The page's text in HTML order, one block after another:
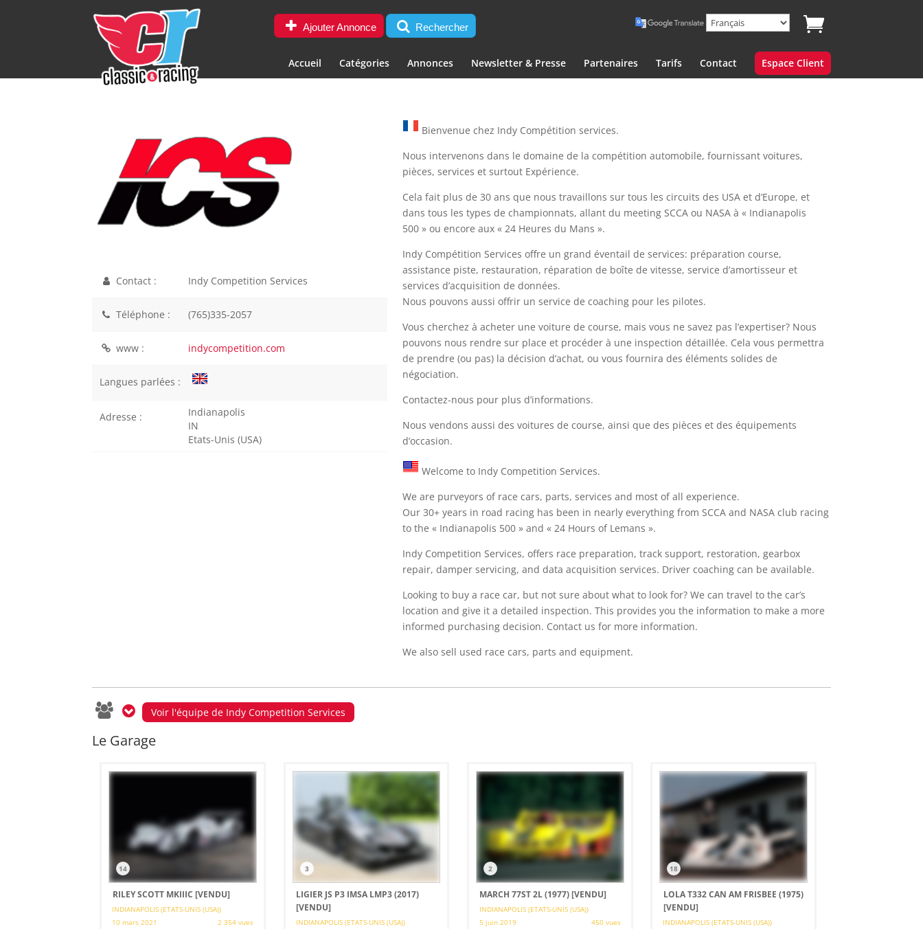
Ajouter Annonce Rechercher
Accueil Catégories Annonces Newsletter & Presse Partenaires Tarifs Contact Espace Client
Contact : Indy Competition Services
Téléphone : (765)335-2057
www : indycompetition.com
Langues parlées :
Adresse :
Indianapolis
IN
Etats-Unis (USA)
Bienvenue chez Indy Compétition services.
Nous intervenons dans le domaine de la compétition automobile, fournissant voitures,
pièces, services et surtout Expérience.
Cela fait plus de 30 ans que nous travaillons sur tous les circuits des USA et d’Europe, et
dans tous les types de championnats, allant du meeting SCCA ou NASA à « Indianapolis
500 » ou encore aux « 24 Heures du Mans ».
Indy Compétition Services offre un grand éventail de services: préparation course,
assistance piste, restauration, réparation de boîte de vitesse, service d’amortisseur et
services d’acquisition de données.
Nous pouvons aussi offrir un service de coaching pour les pilotes.
Vous cherchez à acheter une voiture de course, mais vous ne savez pas l’expertiser? Nous
pouvons nous rendre sur place et procéder à une inspection détaillée. Cela vous permettra
de prendre (ou pas) la décision d’achat, ou vous fournira des éléments solides de
négociation.
Contactez-nous pour plus d’informations.
Nous vendons aussi des voitures de course, ainsi que des pièces et des équipements
d’occasion.
Welcome to Indy Competition Services.
We are purveyors of race cars, parts, services and most of all experience.
Our 30+ years in road racing has been in nearly everything from SCCA and NASA club racing
to the « Indianapolis 500 » and « 24 Hours of Lemans ».
Indy Competition Services, offers race preparation, track support, restoration, gearbox
repair, damper servicing, and data acquisition services. Driver coaching can be available.
Looking to buy a race car, but not sure about what to look for? We can travel to the car’s
location and give it a detailed inspection. This provides you the information to make a more
informed purchasing decision. Contact us for more information.
We also sell used race cars, parts and equipment.
Voir l'équipe de Indy Competition Services
Le Garage
14
RILEY SCOTT MKIIIC [VENDU]
INDIANAPOLIS (ETATS-UNIS (USA))
10 mars 2021
2 354 vues
3
LIGIER JS P3 IMSA LMP3 (2017)
[VENDU]
INDIANAPOLIS (ETATS-UNIS (USA))
2
MARCH 77ST 2L (1977)[VENDU]
INDIANAPOLIS (ETATS-UNIS (USA))
5 juin 2019
450 vues
18
LOLA T332 CAN AM FRISBEE (1975)
[VENDU]
INDIANAPOLIS (ETATS-UNIS (USA))